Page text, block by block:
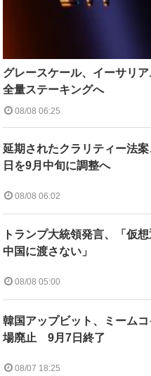
グレースケール、イーサリ
全量ステーキングへ
08/08 06:25
延期されたクラリティー法
日を9月中旬に調整へ
08/08 06:02
トランプ大統領発言、「仮
中国に渡さない」
08/08 05:00
韓国アップビット、ミーム
場廃止 9月7日終了
08/07 18:25